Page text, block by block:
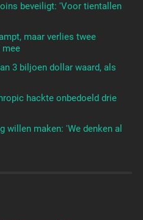
beveiligt: 'Voor tientallen
maar verlies twee
mee
3 biljoen dollar waard, als
hackte onbedoeld drie
willen maken: 'We denken al